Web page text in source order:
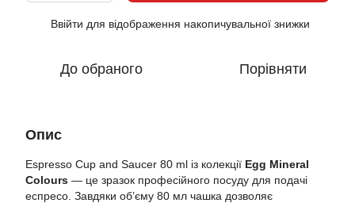
Ввійти для відображення накопичувальної знижки
До обраного Порівняти
Опис
Espresso Cup and Saucer 80 ml із колекції Egg Mineral
Colours — це зразок професійного посуду для подачі
еспресо. Завдяки об’єму 80 мл чашка дозволяє